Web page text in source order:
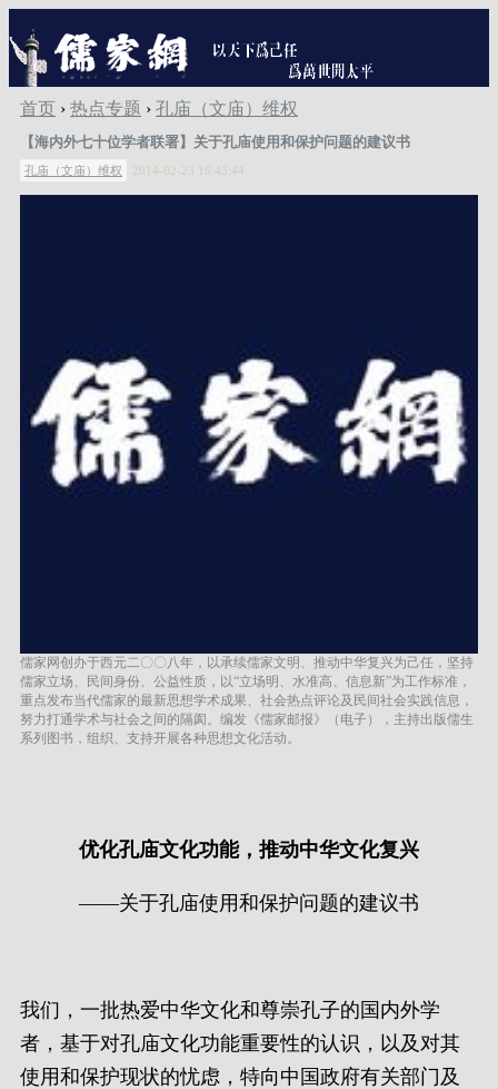
首页 › 热点专题 › 孔庙（文庙）维权
【海内外七十位学者联署】关于孔庙使用和保护问题的建议书
孔庙（文庙）维权 2014-02-23 18:43:44
儒家网创办于西元二〇〇八年，以承续儒家文明、推动中华复兴为己任，坚持
儒家立场、民间身份、公益性质，以“立场明、水准高、信息新”为工作标准，
重点发布当代儒家的最新思想学术成果、社会热点评论及民间社会实践信息，
努力打通学术与社会之间的隔阂。编发《儒家邮报》（电子），主持出版儒生
系列图书，组织、支持开展各种思想文化活动。
优化孔庙文化功能，推动中华文化复兴
——关于孔庙使用和保护问题的建议书
我们，一批热爱中华文化和尊崇孔子的国内外学
者，基于对孔庙文化功能重要性的认识，以及对其
使用和保护现状的忧虑，特向中国政府有关部门及